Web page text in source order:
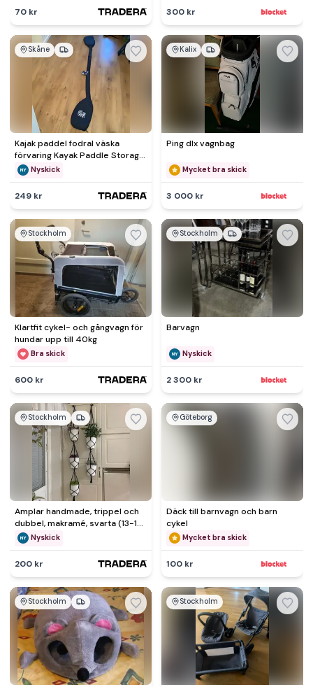
70 kr 300 kr
Skåne
Kajak paddel fodral väska
förvaring Kayak Paddle Storage
Bag Blade Bag Cover 225
Nyskick
249 kr
Kalix
Ping dlx vagnbag
Mycket bra skick
3 000 kr
Stockholm
Klartfit cykel- och gångvagn för
hundar upp till 40kg
Bra skick
600 kr
Stockholm
Barvagn
Nyskick
2 300 kr
Stockholm
Amplar handmade, trippel och
dubbel, makramé, svarta (13-15
cm) Nyskick
200 kr
Göteborg
Däck till barnvagn och barn
cykel
Mycket bra skick
100 kr
Stockholm Stockholm